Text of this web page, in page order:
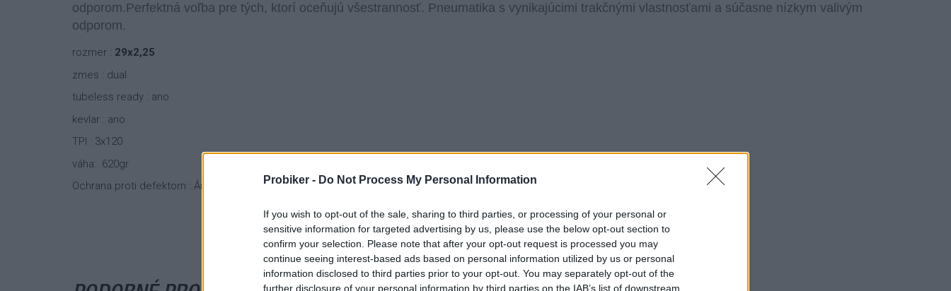
Probiker - Do Not Process My Personal Information
If you wish to opt-out of the sale, sharing to third parties, or processing of your personal or
sensitive information for targeted advertising by us, please use the below opt-out section to
confirm your selection. Please note that after your opt-out request is processed you may
continue seeing interest-based ads based on personal information utilized by us or personal
information disclosed to third parties prior to your opt-out. You may separately opt-out of the
further disclosure of your personal information by third parties on the IAB’s list of downstream
odporom.Perfektná voľba pre tých, ktorí oceňujú všestrannosť. Pneumatika s vynikajúcimi trakčnými vlastnosťami a súčasne nízkym valivým
odporom.
rozmer : 29x2,25
zmes : dual
tubeless ready : ano
kevlar : ano
TPI : 3x120
váha: 620gr
Ochrana proti defektom : Áno - systém EPS - Exceptional Puncture Safety